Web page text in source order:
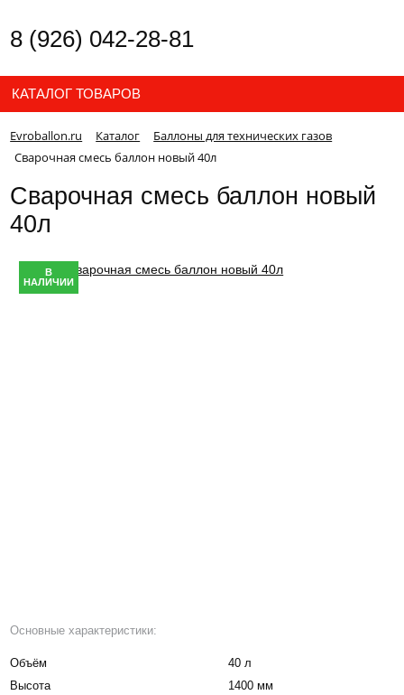
8 (926) 042-28-81
КАТАЛОГ ТОВАРОВ
Evroballon.ru Каталог
Баллоны для технических газов
Сварочная смесь баллон новый 40л
Сварочная смесь баллон новый
40л
В
НАЛИЧИИ
Основные характеристики:
Объём
40 л
Высота
1400 мм